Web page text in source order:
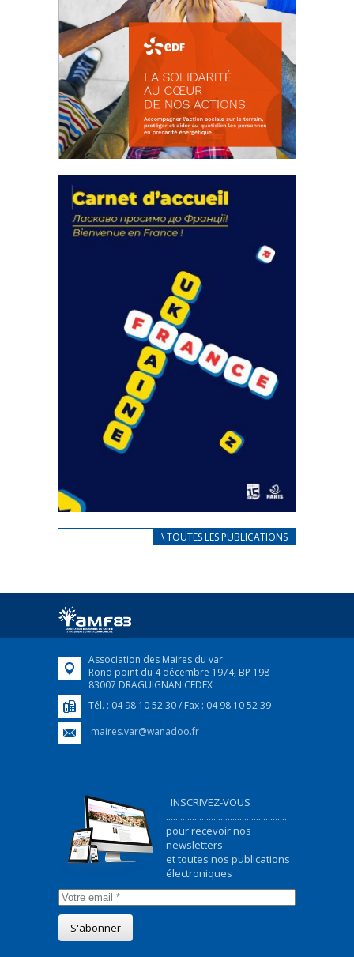
actions
18 septembre 2023
FEUILLETER
CARNET D’ACCUEIL
Afin d’accompagner au mieux les réfugiés
FEUILLETER
\ TOUTES LES PUBLICATIONS
Association des Maires du var
Rond point du 4 décembre 1974, BP 198
83007 DRAGUIGNAN CEDEX
Tél. : 04 98 10 52 30 / Fax : 04 98 10 52 39
maires.var@wanadoo.fr
INSCRIVEZ-VOUS
...................................................
pour recevoir nos
newsletters
et toutes nos publications
électroniques